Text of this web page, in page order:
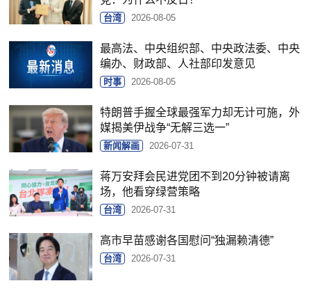
台湾 2026-08-05
最高法、中央组织部、中央政法委、中央
编办、财政部、人社部印发意见
时事 2026-08-05
特朗普手握全球最强军力却无计可施，外
媒揭美伊战争“无解三选一”
新闻解画 2026-07-31
蒋万安拜会民进党团不到20分钟被请离
场，他看穿绿营策略
台湾 2026-07-31
高市早苗感谢各国慰问“独漏赖清德”
台湾 2026-07-31